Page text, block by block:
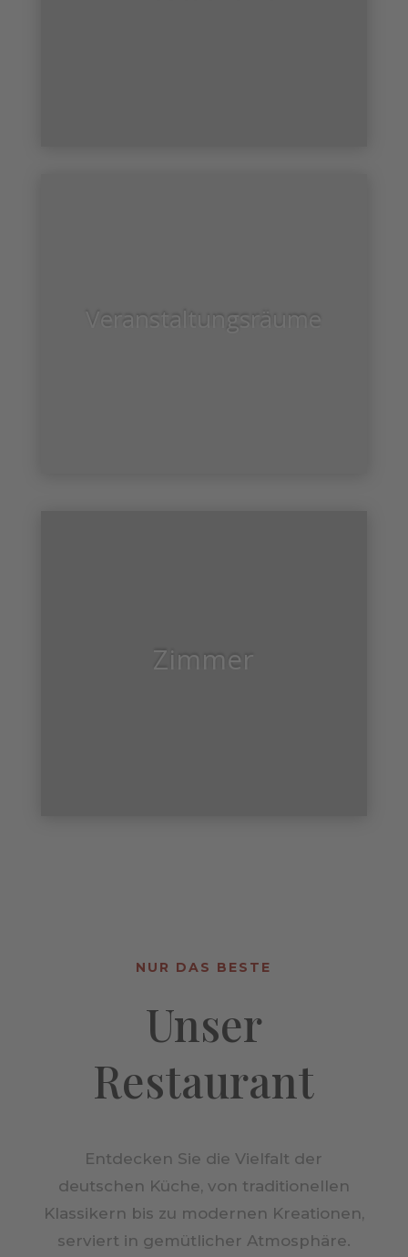
Veranstaltungsräume
Zimmer
NUR DAS BESTE
Unser
Restaurant
Entdecken Sie die Vielfalt der
deutschen Küche, von traditionellen
Klassikern bis zu modernen Kreationen,
serviert in gemütlicher Atmosphäre.